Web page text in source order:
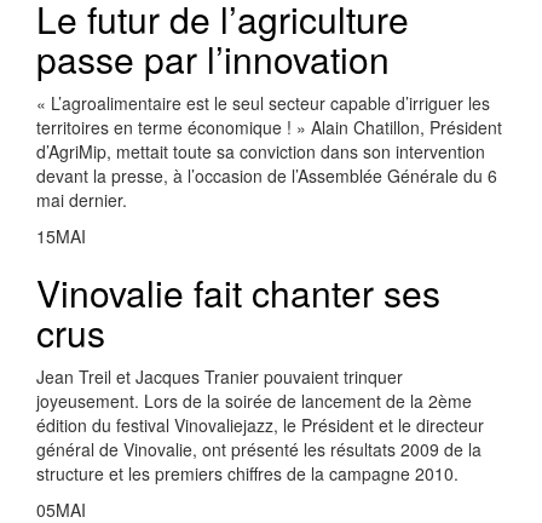
Le futur de l’agriculture
passe par l’innovation
« L’agroalimentaire est le seul secteur capable d’irriguer les
territoires en terme économique ! » Alain Chatillon, Président
d’AgriMip, mettait toute sa conviction dans son intervention
devant la presse, à l’occasion de l’Assemblée Générale du 6
mai dernier.
15MAI
Vinovalie fait chanter ses
crus
Jean Treil et Jacques Tranier pouvaient trinquer
joyeusement. Lors de la soirée de lancement de la 2ème
édition du festival Vinovaliejazz, le Président et le directeur
général de Vinovalie, ont présenté les résultats 2009 de la
structure et les premiers chiffres de la campagne 2010.
05MAI